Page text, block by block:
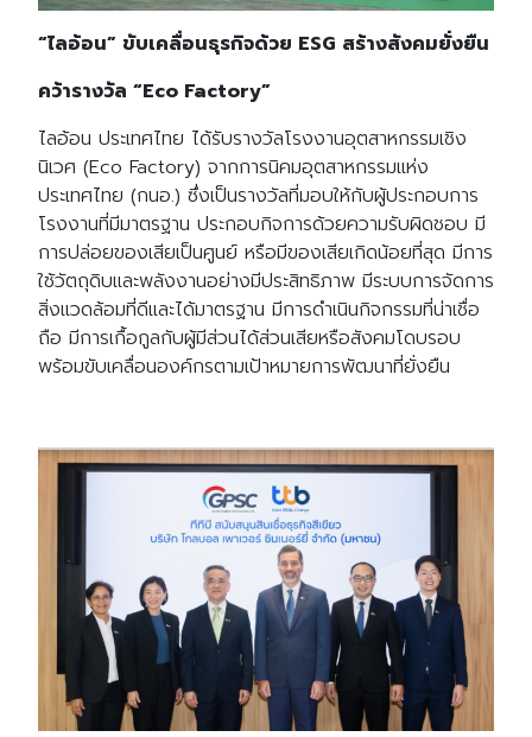
“ไลอ้อน” ขับเคลื่อนธุรกิจด้วย ESG สร้างสังคมยั่งยืน
คว้ารางวัล “Eco Factory”
ไลอ้อน ประเทศไทย ได้รับรางวัลโรงงานอุตสาหกรรมเชิง
นิเวศ (Eco Factory) จากการนิคมอุตสาหกรรมแห่ง
ประเทศไทย (กนอ.) ซึ่งเป็นรางวัลที่มอบให้กับผู้ประกอบการ
โรงงานที่มีมาตรฐาน ประกอบกิจการด้วยความรับผิดชอบ มี
การปล่อยของเสียเป็นศูนย์ หรือมีของเสียเกิดน้อยที่สุด มีการ
ใช้วัตถุดิบและพลังงานอย่างมีประสิทธิภาพ มีระบบการจัดการ
สิ่งแวดล้อมที่ดีและได้มาตรฐาน มีการดำเนินกิจกรรมที่น่าเชื่อ
ถือ มีการเกื้อกูลกับผู้มีส่วนได้ส่วนเสียหรือสังคมโดบรอบ
พร้อมขับเคลื่อนองค์กรตามเป้าหมายการพัฒนาที่ยั่งยืน